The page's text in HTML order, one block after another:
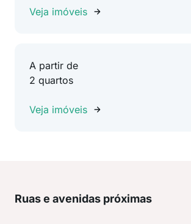
Veja imóveis
A partir de
2 quartos
Veja imóveis
Ruas e avenidas próximas